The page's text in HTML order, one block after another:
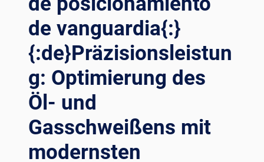
POSICIONADORES
SOLDADURA{:}
{:DE}OPTIMIERUNG
DER
PRÄZISION
IN
ÖL
UND
GAS:
DIE
REVOLUTIONÄRE
de vanguardia{:}
{:de}Präzisionsleistun
g: Optimierung des
Öl- und
Gasschweißens mit
modernsten